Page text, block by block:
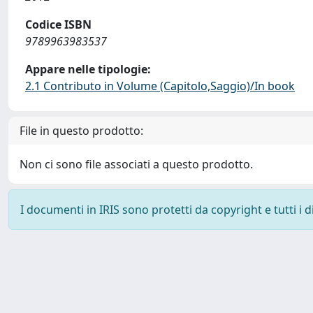
Codice ISBN
9789963983537
Appare nelle tipologie:
2.1 Contributo in Volume (Capitolo,Saggio)/In book
File in questo prodotto:
Non ci sono file associati a questo prodotto.
I documenti in IRIS sono protetti da copyright e tutti i